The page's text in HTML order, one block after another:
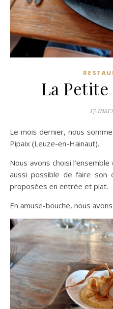
La
17
Le mois dernier, nous sommes allés à la Petite Fontaine à
Pipaix (Leuze-en-Hainaut).
Nous avons choisi
aussi possible de faire son
proposées en entrée et plat.
En amuse-bouche, nous